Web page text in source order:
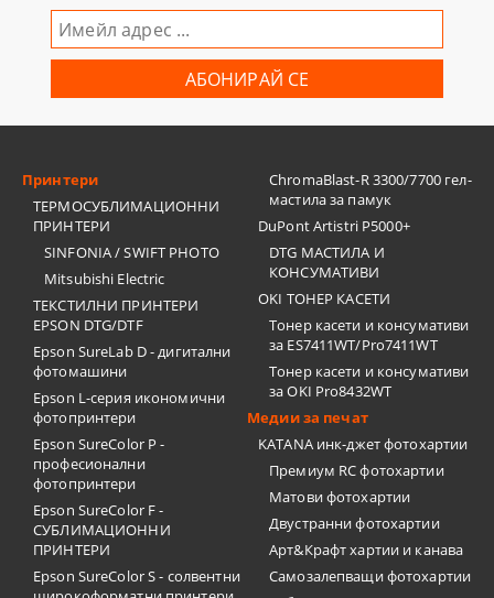
Принтери
ТЕРМОСУБЛИМАЦИОННИ
ПРИНТЕРИ
SINFONIA / SWIFT PHOTO
Mitsubishi Electric
ТЕКСТИЛНИ ПРИНТЕРИ
EPSON DTG/DTF
Epson SureLab D - дигитални
фотомашини
Epson L-серия икономични
фотопринтери
Epson SureColor P -
професионални
фотопринтери
Epson SureColor F -
СУБЛИМАЦИОННИ
ПРИНТЕРИ
Epson SureColor S - солвентни
ChromaBlast-R 3300/7700 гел-
мастила за памук
DuPont Artistri P5000+
DTG МАСТИЛА И
КОНСУМАТИВИ
OKI ТОНЕР КАСЕТИ
Тонер касети и консумативи
за ES7411WT/Pro7411WT
Тонер касети и консумативи
за OKI Pro8432WT
Медии за печат
KATANA инк-джет фотохартии
Премиум RC фотохартии
Матови фотохартии
Двустранни фотохартии
Арт&Крафт хартии и канава
Самозалепващи фотохартии